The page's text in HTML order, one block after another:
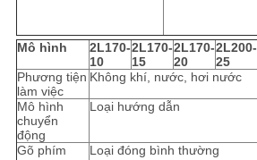
Mô hình
2L170-
10
2L170-
15
2L170-
20
2L200-
25
Phương tiện
làm việc
Không khí, nước, hơi nước
Mô hình
chuyển
động
Loại hướng dẫn
Gõ phím
Loại đóng bình thường